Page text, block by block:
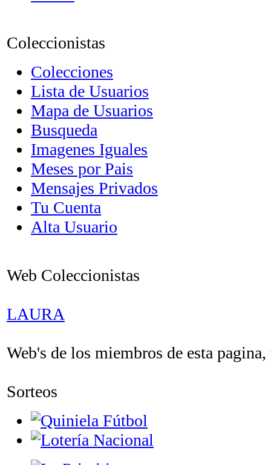
Coleccionistas
Colecciones
Lista de Usuarios
Mapa de Usuarios
Busqueda
Imagenes Iguales
Meses por Pais
Mensajes Privados
Tu Cuenta
Alta Usuario
Web Coleccionistas
LAURA
Web's de los miembros de esta
Sorteos